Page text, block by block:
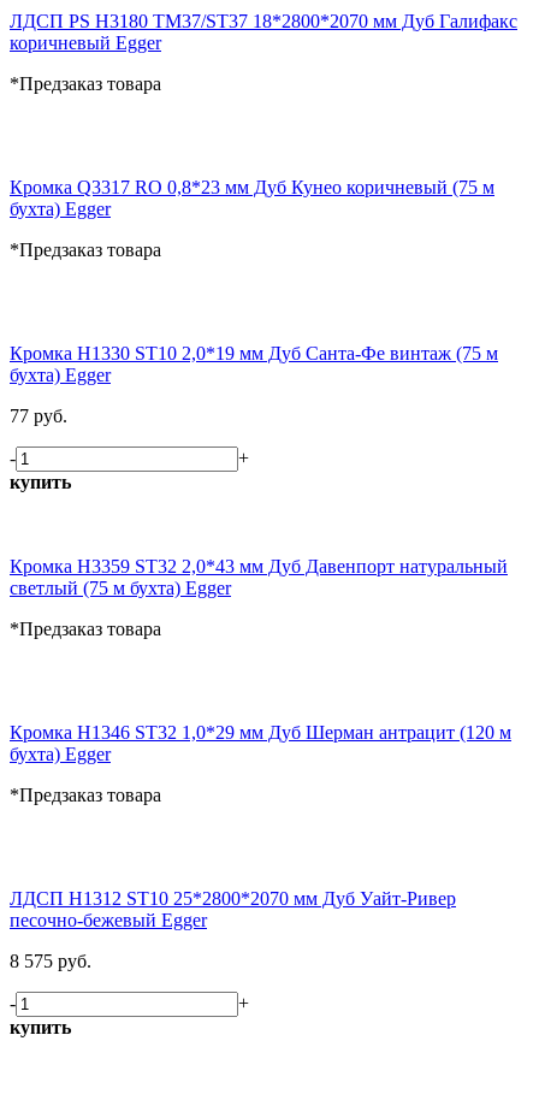
ЛДСП PS H3180 TM37/ST37 18*2800*2070 мм Дуб Галифакс
коричневый Egger
*Предзаказ товара
Кромка Q3317 RO 0,8*23 мм Дуб Кунео коричневый (75 м
бухта) Egger
*Предзаказ товара
Кромка H1330 ST10 2,0*19 мм Дуб Санта-Фе винтаж (75 м
бухта) Egger
77 руб.
-
+
купить
Кромка H3359 ST32 2,0*43 мм Дуб Давенпорт натуральный
светлый (75 м бухта) Egger
*Предзаказ товара
Кромка H1346 ST32 1,0*29 мм Дуб Шерман антрацит (120 м
бухта) Egger
*Предзаказ товара
ЛДСП H1312 ST10 25*2800*2070 мм Дуб Уайт-Ривер
песочно-бежевый Egger
8 575 руб.
-
+
купить